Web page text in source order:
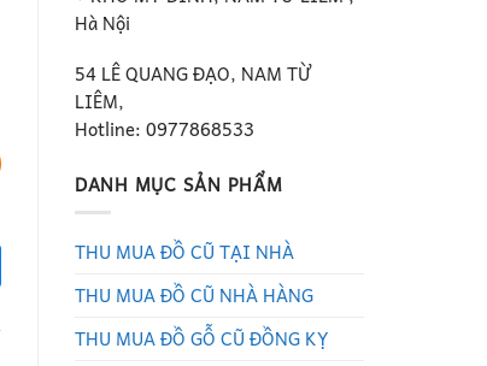
Hà Nội
54 LÊ QUANG ĐẠO, NAM TỪ
LIÊM,
Hotline: 0977868533
DANH MỤC SẢN PHẨM
THU MUA ĐỒ CŨ TẠI NHÀ
THU MUA ĐỒ CŨ NHÀ HÀNG
THU MUA ĐỒ GỖ CŨ ĐỒNG KỴ